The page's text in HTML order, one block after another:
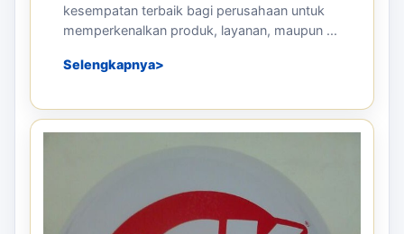
kesempatan terbaik bagi perusahaan untuk
memperkenalkan produk, layanan, maupun ...
Selengkapnya